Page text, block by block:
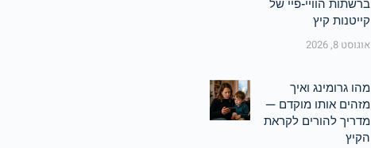
ברשתות הוויי-פיי של
קייטנות קיץ
אוגוסט 8, 2026
מהו גרומינג ואיך
מזהים אותו מוקדם —
מדריך להורים לקראת
הקיץ